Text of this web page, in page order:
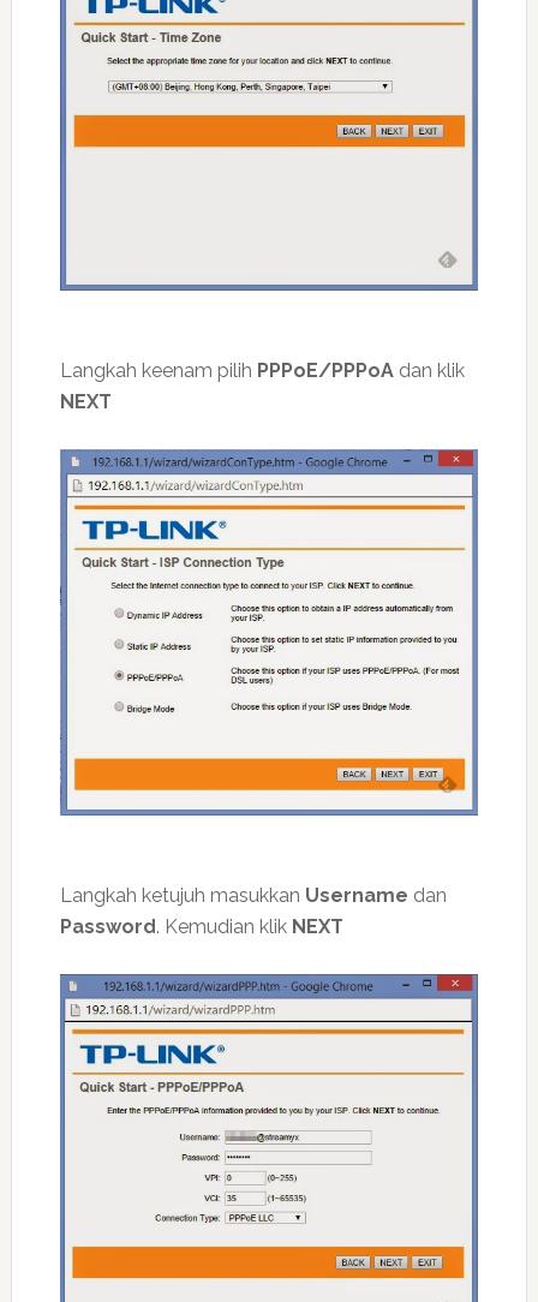
Langkah keenam pilih PPPoE/PPPoAdan klik
NEXT
Langkah ketujuh masukkan Username dan
Password. Kemudian klik NEXT